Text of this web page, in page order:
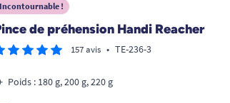
Incontournable !
de préhension Handi Reacher
157 avis • TE-236-3
Poids : 180 g, 200 g, 220 g